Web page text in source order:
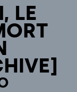
LE